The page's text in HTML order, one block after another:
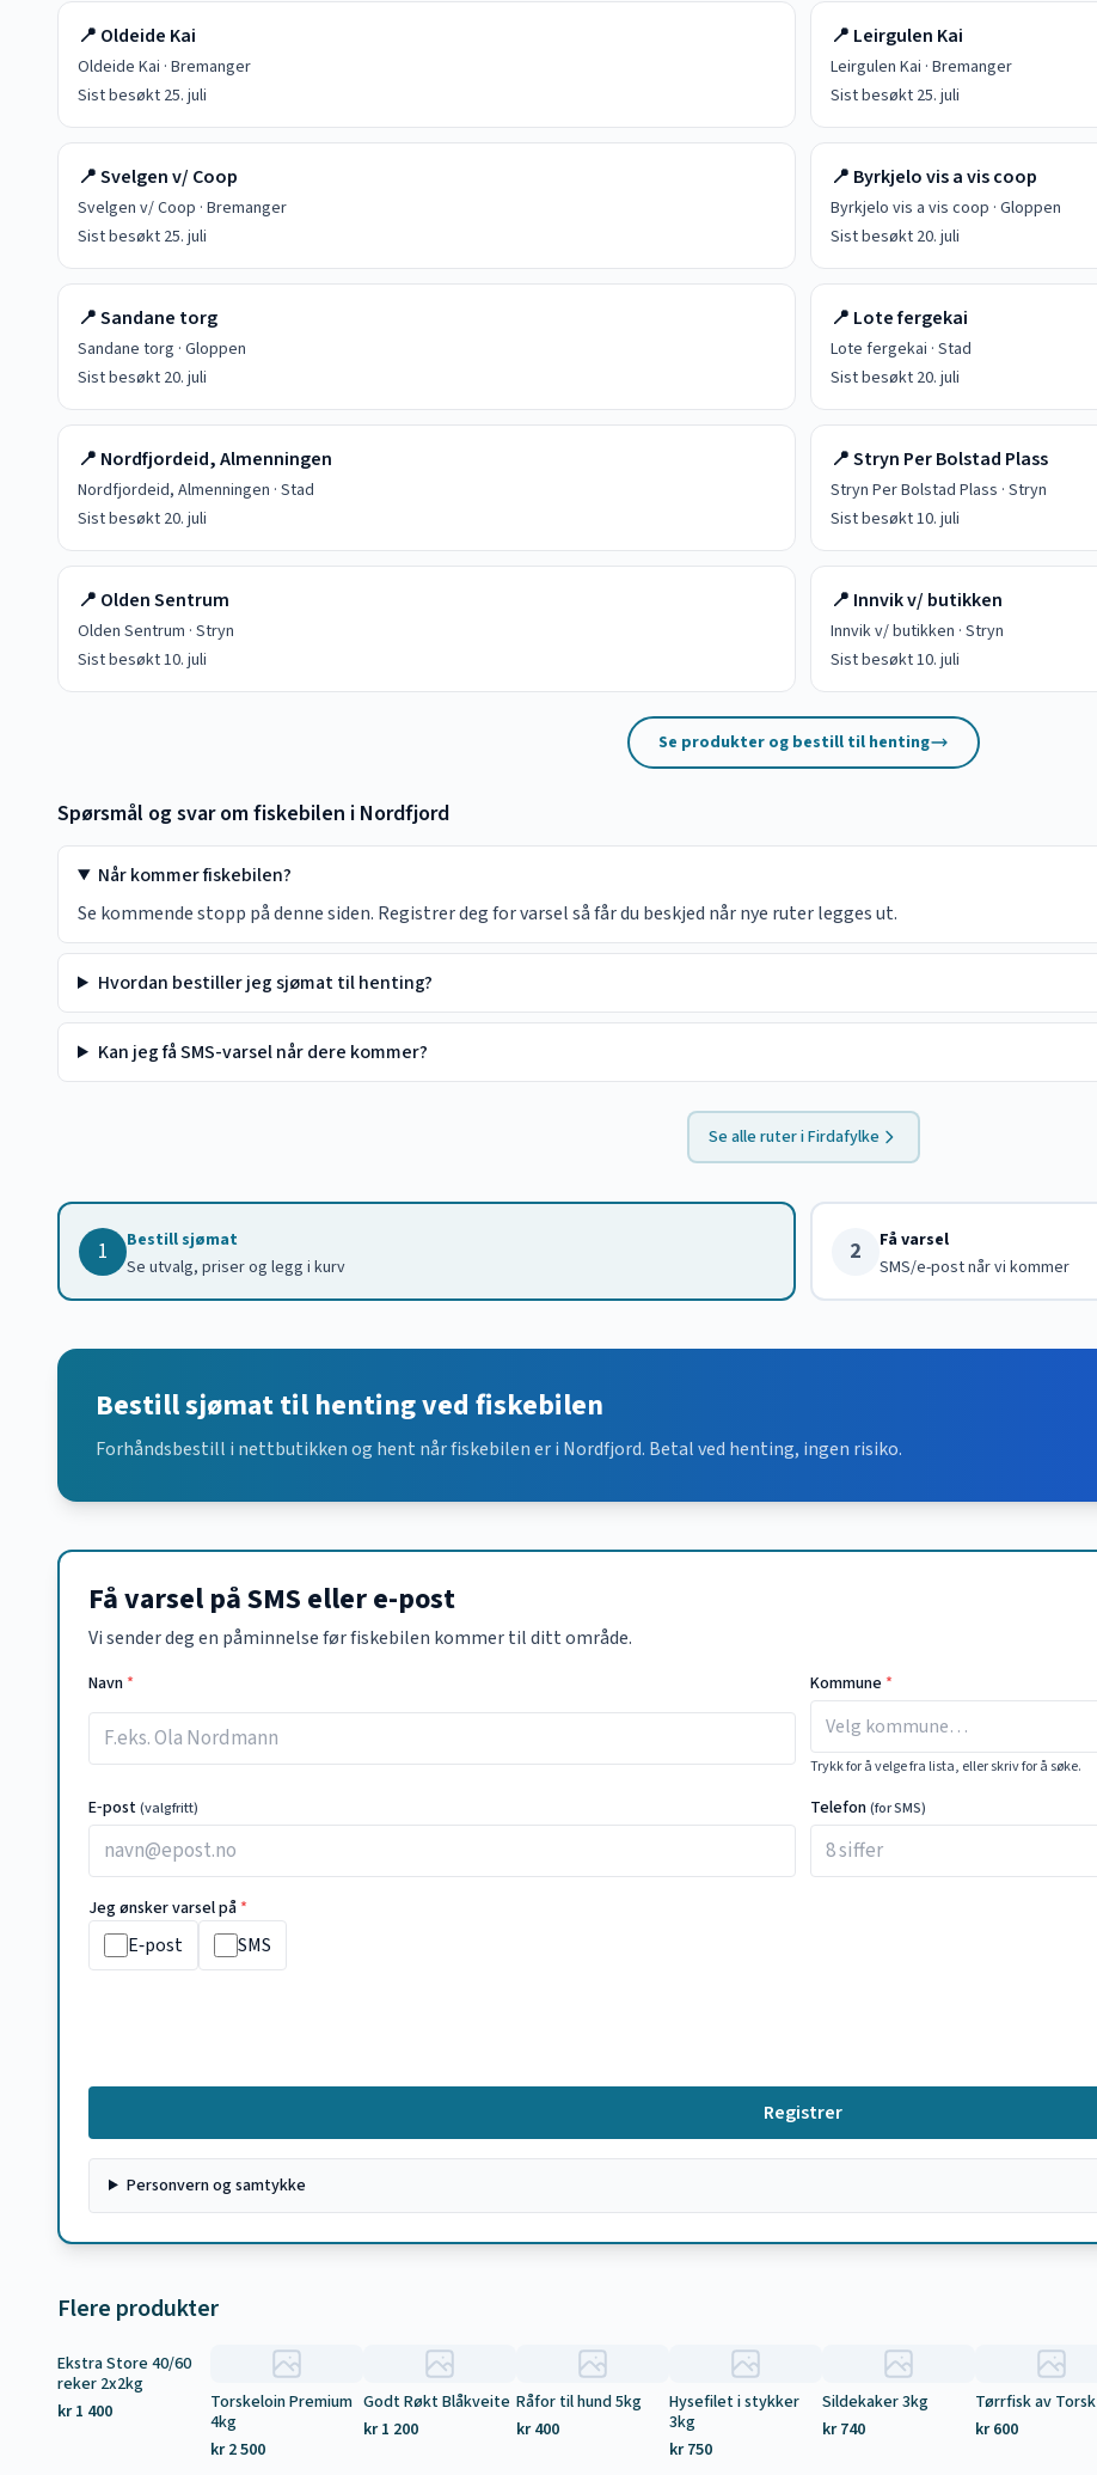
📍 Oldeide Kai
Oldeide Kai · Bremanger
Sist besøkt 25. juli
📍 Leirgulen Kai
Leirgulen Kai · Bremanger
Sist besøkt 25. juli
📍Svelgen v/ Coop
Svelgen v/ Coop · Bremanger
Sist besøkt 25. juli
📍 Byrkjelo vis a vis coop
Byrkjelo vis a vis coop · Gloppen
Sist besøkt 20. juli
📍Sandane torg
Sandane torg · Gloppen
Sist besøkt 20. juli
📍 Lote fergekai
Lote fergekai · Stad
Sist besøkt 20. juli
📍 Nordfjordeid, Almenningen
Nordfjordeid, Almenningen · Stad
Sist besøkt 20. juli
📍Stryn Per Bolstad Plass
Stryn Per Bolstad Plass · Stryn
Sist besøkt10. juli
📍 Olden Sentrum
Olden Sentrum · Stryn
Sist besøkt10. juli
📍 Innvik v/ butikken
Innvik v/ butikken · Stryn
Sist besøkt10. juli
Se produkter og bestill til henting
Spørsmål og svar om fiskebilen i Nordfjord
Når kommer fiskebilen?
Se kommende stopp på denne siden. Registrer deg for varsel så får du beskjed når nye ruter legges ut.
Hvordan bestiller jeg sjømat til henting?
Kan jeg få SMS-varsel når dere kommer?
Se alle ruter iFirdafylke
1
Bestill sjømat
Se utvalg, priser og legg i kurv
2
Få varsel
SMS/e-post når vi kommer
Bestill sjømat til henting ved fiskebilen
Forhåndsbestill i nettbutikken og hent når fiskebilen er i Nordfjord. Betal ved henting, ingen risiko.
Få varsel på SMS eller e-post
Vi sender deg en påminnelse før fiskebilen kommer til ditt område.
Navn * Kommune *
Trykk for å velge fra lista, eller skriv for å søke.
E‑post (valgfritt) Telefon(for SMS)
Jeg ønsker varsel på *
E‑post SMS
Registrer
Personvern og samtykke
Flere produkter
Tilbud
Ekstra Store 40/60
reker 2x2kg
kr 1 400
Torskeloin Premium
4kg
kr 2 500
Godt Røkt Blåkveite
kr 1 200
Råfor til hund 5kg
kr 400
Hysefilet i stykker
3kg
kr 750
Sildekaker 3kg
kr 740
Tørrfisk av Torsk
kr 600